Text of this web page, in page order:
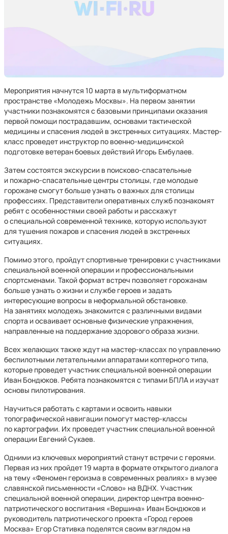
Мероприятия начнутся 10 марта в мультиформатном
пространстве «Молодежь Москвы». На первом занятии
участники познакомятся с базовыми принципами оказания
первой помощи пострадавшим, основами тактической
медицины и спасения людей в экстренных ситуациях. Мастер-
класс проведет инструктор по военно-медицинской
подготовке ветеран боевых действий Игорь Ембулаев.
Затем состоятся экскурсии в поисково-спасательные
и пожарно-спасательные центры столицы, где молодые
горожане смогут больше узнать о важных для столицы
профессиях. Представители оперативных служб познакомят
ребят с особенностями своей работы и расскажут
о специальной современной технике, которую используют
для тушения пожаров и спасения людей в экстренных
ситуациях.
Помимо этого, пройдут спортивные тренировки с участниками
специальной военной операции и профессиональными
спортсменами. Такой формат встреч позволяет горожанам
больше узнать о жизни и службе героев и задать
интересующие вопросы в неформальной обстановке.
На занятиях молодежь знакомится с различными видами
спорта и осваивает основные физические упражнения,
направленные на поддержание здорового образа жизни.
Всех желающих также ждут на мастер-классах по управлению
беспилотными летательными аппаратами коптерного типа,
которые проведет участник специальной военной операции
Иван Бондюков. Ребята познакомятся с типами БПЛА и изучат
основы пилотирования.
Научиться работать с картами и освоить навыки
топографической навигации помогут мастер-классы
по картографии. Их проведет участник специальной военной
операции Евгений Сукаев.
Одними из ключевых мероприятий станут встречи с героями.
Первая из них пройдет 19 марта в формате открытого диалога
на тему «Феномен героизма в современных реалиях» в музее
славянской письменности «Слово» на ВДНХ. Участник
специальной военной операции, директор центра военно-
патриотического воспитания «Вершина» Иван Бондюков и
руководитель патриотического проекта «Город героев
Москва» Егор Стативка поделятся своим взглядом на